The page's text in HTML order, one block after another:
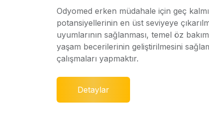
Odyomed erken müdahale için geç
potansiyellerinin en üst seviyeye
uyumlarının sağlanması, temel öz
yaşam becerilerinin geliştirilmesini
çalışmaları yapmaktır.
Detaylar